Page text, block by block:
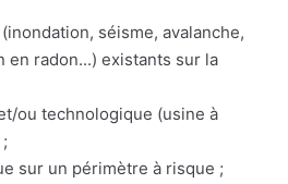
séisme, avalanche,
en radon...) existants sur la
ou technologique (usine à
sur un périmètre à risque ;